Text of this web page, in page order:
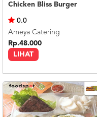
Chicken Bliss Burger
LIHAT
0.0
Ameya Catering
Rp.48.000